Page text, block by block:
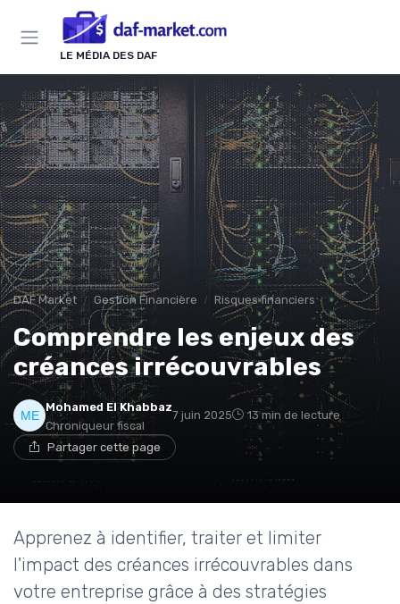
LE MÉDIA DES DAF
DAF Market Gestion Financière Risques financiers
Comprendre les enjeux des
créances irrécouvrables
Mohamed El Khabbaz
Chroniqueur fiscal
7 juin 2025 13 min de lecture
Partager cette page
Apprenez à identifier, traiter et limiter
l'impact des créances irrécouvrables dans
votre entreprise grâce à des stratégies
Panneau de gestion des cookies